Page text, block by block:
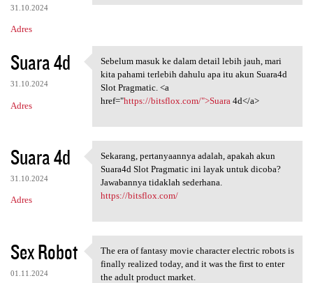
31.10.2024
Adres
Suara 4d
31.10.2024
Adres
Sebelum masuk ke dalam detail
Sebelum masuk ke dalam detail lebih jauh, mari
kita pahami terlebih dahulu apa itu akun Suara4d
Slot Pragmatic. <a
href="https://bitsflox.com/">Suara4d</a>
Suara 4d
31.10.2024
Adres
Sekarang, pertanyaannya
Sekarang, pertanyaannya adalah, apakah akun
Suara4d Slot Pragmatic ini layak untuk dicoba?
Jawabannya tidaklah sederhana.
https://bitsflox.com/
Sex Robot
01.11.2024
The era of fantasy movie
The era of fantasy movie character electric robots is
finally realized today, and it was the first to enter
the adult product market.